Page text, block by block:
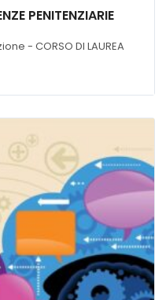
PENITENZIARIE
- CORSO DI LAUREA